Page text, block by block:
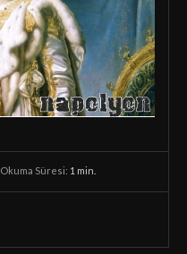
Okuma Süresi: 1 min.